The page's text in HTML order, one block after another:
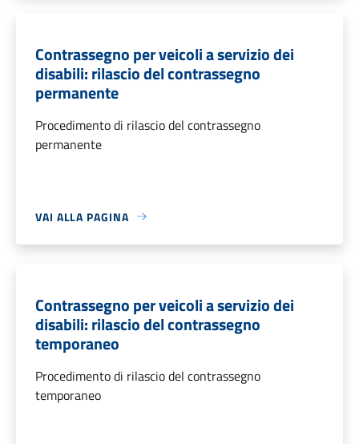
Contrassegno per veicoli a servizio dei
disabili: rilascio del contrassegno
permanente
Procedimento di rilascio del contrassegno
permanente
VAI ALLA PAGINA
Contrassegno per veicoli a servizio dei
disabili: rilascio del contrassegno
temporaneo
Procedimento di rilascio del contrassegno
temporaneo